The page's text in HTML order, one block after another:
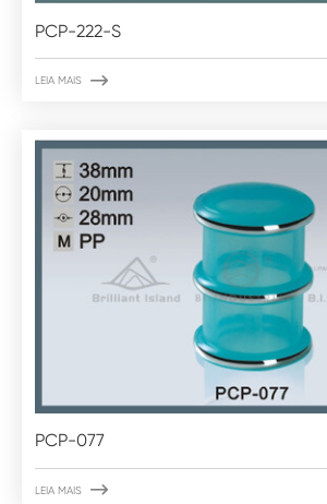
PCP-222-S
LEIA MAIS 
PCP-077
LEIA MAIS 